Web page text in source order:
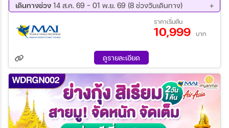
เดินทางช่วง 14 ส.ค. 69 - 01 พ.ย. 69 (8 ช่วงวันเดินทาง)
28 ส.ค. 69 - 30 ส.ค. 69
11 ก.ย. 69 - 13 ก.ย. 69
25 ก.ย. 69 - 27 ก.ย. 69
09 ต.ค. 69 - 11 ต.ค. 69
11 ต.ค. 69 - 13 ต.ค. 69
30 ต.ค. 69 - 01 พ.ย. 69
ราคาเริ่มต้น
10,999 บาท
ดูรายละเอียด